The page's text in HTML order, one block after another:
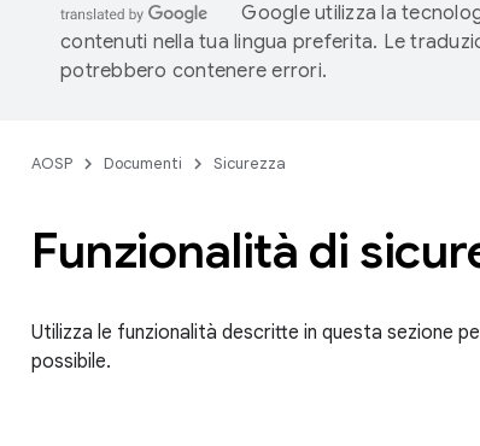
Google utilizza la
contenuti nella tua lingua preferita. Le
potrebbero contenere errori.
AOSP Documenti Sicurezza
Funzionalità di
Utilizza le funzionalità descritte in questa sezione
possibile.